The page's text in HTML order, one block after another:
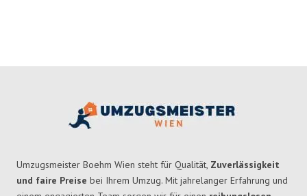
Umzugsmeister Boehm Wien steht für Qualität, Zuverlässigkeit
und faire Preise bei Ihrem Umzug. Mit jahrelanger Erfahrung und